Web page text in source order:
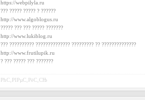
https://webpilyla.ru
??? ????? ????? ? ??????
http://www.algoblogus.ru
????? ??? ??? ????? ???????
http://www.lukiblog.ru
??? ?????????? ?????????????? ????????? ?? ??????????????
http://www.frutilupik.ru
? ??? ????? ??? ???????
РћС‚РІРµС‚РёС‚СЊ